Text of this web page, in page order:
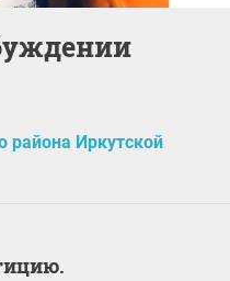
района Иркутской